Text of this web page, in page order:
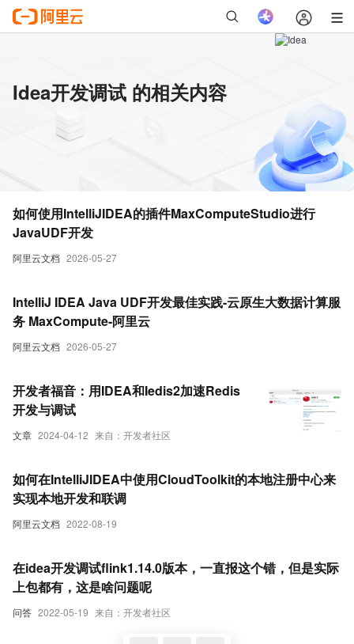
Idea开发调试 的相关内容
阿里云文档 2026-05-27
如何使用IntelliJIDEA的插件MaxComputeStudio进行
JavaUDF开发
阿里云文档 2026-05-27
IntelliJ IDEA Java UDF开发最佳实践-云原生大数据计算服
务 MaxCompute-阿里云
文章 2024-04-12 来自：开发者社区
开发者福音：用IDEA和Iedis2加速Redis
开发与调试
阿里云文档 2022-08-19
如何在IntelliJIDEA中使用CloudToolkit的本地注册中心来
实现本地开发和联调
问答 2022-05-19 来自：开发者社区
在idea开发调试flink1.14.0版本，一直报这个错，但是实际
上包都有，这是啥问题呢